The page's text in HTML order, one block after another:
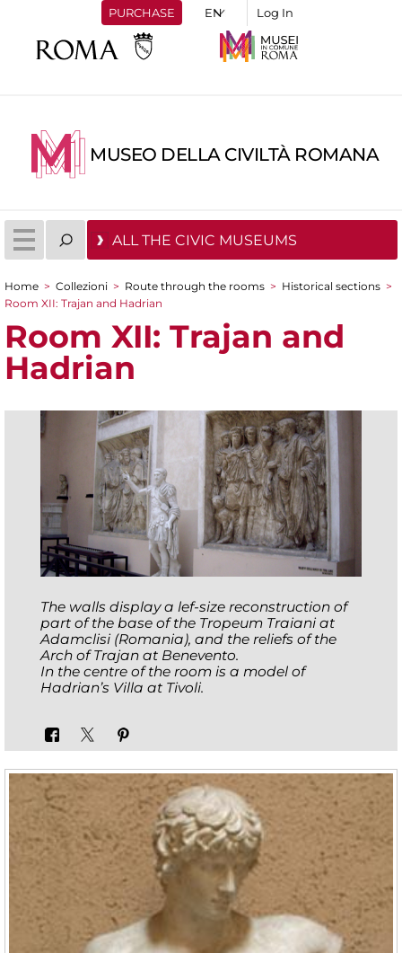
PURCHASE Log In
MUSEO DELLA CIVILTÀ ROMANA
ALL THE CIVIC MUSEUMS
You are here
Home > Collezioni > Route through the rooms > Historical sections >
Room XII: Trajan and Hadrian
Room XII: Trajan and
Hadrian
The walls display a lef-size reconstruction of
part of the base of the Tropeum Traiani at
Adamclisi (Romania), and the reliefs of the
Arch of Trajan at Benevento.
In the centre of the room is a model of
Hadrian’s Villa at Tivoli.